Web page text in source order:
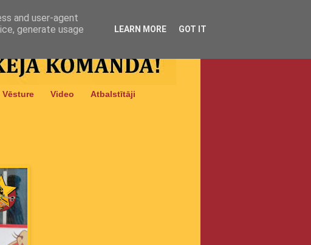
Vēsture Video
Atbalstītāji
and user-agent
generate usage
LEARN MORE GOT IT